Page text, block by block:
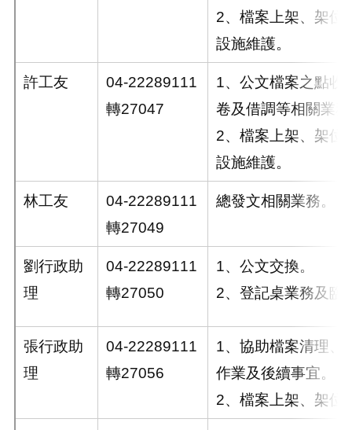
2、檔案上架、架位
設施維護。
許工友
04-22289111
轉27047
1、公文檔案之點收
卷及借調等相關業
2、檔案上架、架位
設施維護。
林工友
04-22289111
轉27049
總發文相關業務。
劉行政助
理
04-22289111
轉27050
1、公文交換。
2、登記桌業務及臨
張行政助
理
04-22289111
轉27056
1、協助檔案清理、
作業及後續事宜。
2、檔案上架、架位